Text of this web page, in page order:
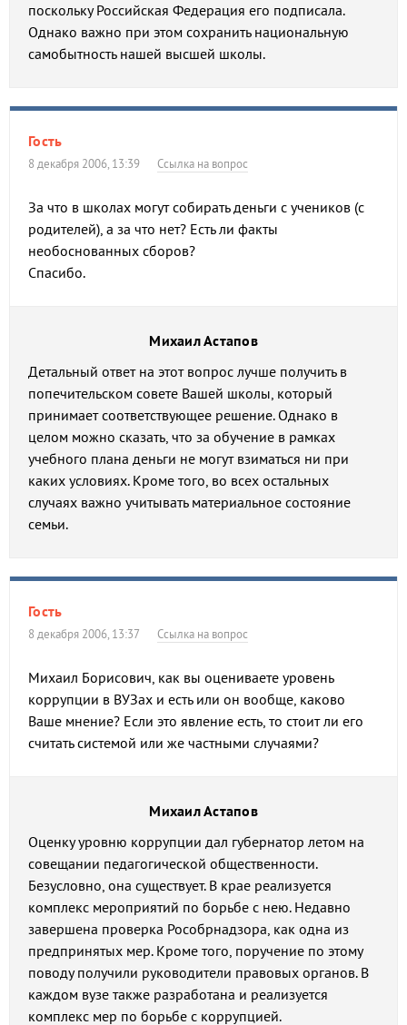
поскольку Российская Федерация его подписала.
Однако важно при этом сохранить национальную
самобытность нашей высшей школы.
Гость
8 декабря 2006, 13:39 Ссылка на вопрос
За что в школах могут собирать деньги с учеников (с
родителей), а за что нет? Есть ли факты
необоснованных сборов?
Спасибо.
Михаил Астапов
Детальный ответ на этот вопрос лучше получить в
попечительском совете Вашей школы, который
принимает соответствующее решение. Однако в
целом можно сказать, что за обучение в рамках
учебного плана деньги не могут взиматься ни при
каких условиях. Кроме того, во всех остальных
случаях важно учитывать материальное состояние
семьи.
Гость
8 декабря 2006, 13:37 Ссылка на вопрос
Михаил Борисович, как вы оцениваете уровень
коррупции в ВУЗах и есть или он вообще, каково
Ваше мнение? Если это явление есть, то стоит ли его
считать системой или же частными случаями?
Михаил Астапов
Оценку уровню коррупции дал губернатор летом на
совещании педагогической общественности.
Безусловно, она существует. В крае реализуется
комплекс мероприятий по борьбе с нею. Недавно
завершена проверка Рособрнадзора, как одна из
предпринятых мер. Кроме того, поручение по этому
поводу получили руководители правовых органов. В
каждом вузе также разработана и реализуется
комплекс мер по борьбе с коррупцией.